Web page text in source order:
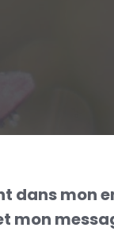
dans mon
mon